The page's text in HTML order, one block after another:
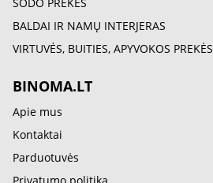
BALDAI IR NAMŲ INTERJERAS
VIRTUVĖS, BUITIES, APYVOKOS PREKĖS
BINOMA.LT
Apie mus
Kontaktai
Parduotuvės